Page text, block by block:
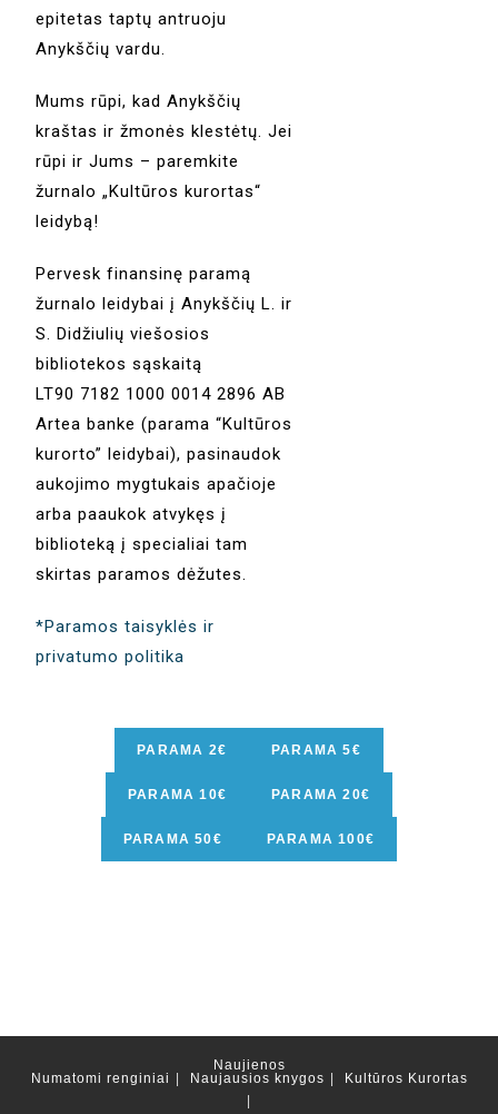
epitetas taptų antruoju
Anykščių vardu.
Mums rūpi, kad Anykščių
kraštas ir žmonės klestėtų. Jei
rūpi ir Jums – paremkite
žurnalo „Kultūros kurortas“
leidybą!
Pervesk finansinę paramą
žurnalo leidybai į Anykščių L. ir
S. Didžiulių viešosios
bibliotekos sąskaitą
LT90 7182 1000 0014 2896 AB
Artea banke (parama “Kultūros
kurorto” leidybai), pasinaudok
aukojimo mygtukais apačioje
arba paaukok atvykęs į
biblioteką į specialiai tam
skirtas paramos dėžutes.
*Paramos taisyklės ir
privatumo politika
Naujienos
Numatomi renginiai
Naujausios knygos Kultūros Kurortas